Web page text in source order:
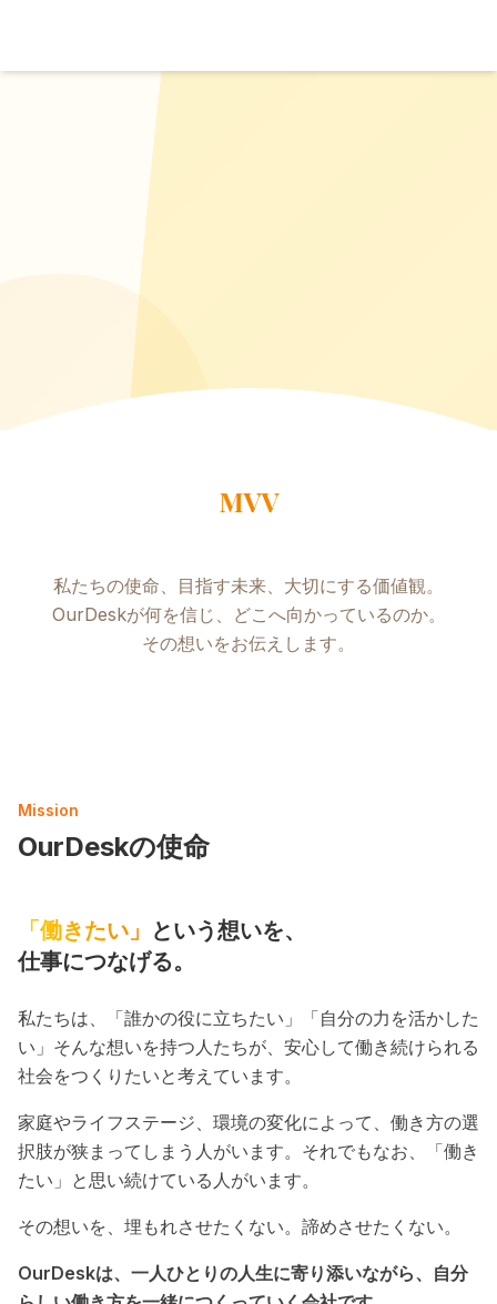
MVV
私たちの使命、目指す未来、大切にする価値観。
OurDeskが何を信じ、どこへ向かっているのか。
その想いをお伝えします。
Mission
OurDeskの使命
「働きたい」 という想いを、
仕事につなげる。
私たちは、「誰かの役に立ちたい」「自分の力を活かした
い」そんな想いを持つ人たちが、安心して働き続けられる
社会をつくりたいと考えています。
家庭やライフステージ、環境の変化によって、働き方の選
択肢が狭まってしまう人がいます。それでもなお、「働き
たい」と思い続けている人がいます。
その想いを、埋もれさせたくない。諦めさせたくない。
OurDeskは、一人ひとりの人生に寄り添いながら、自分